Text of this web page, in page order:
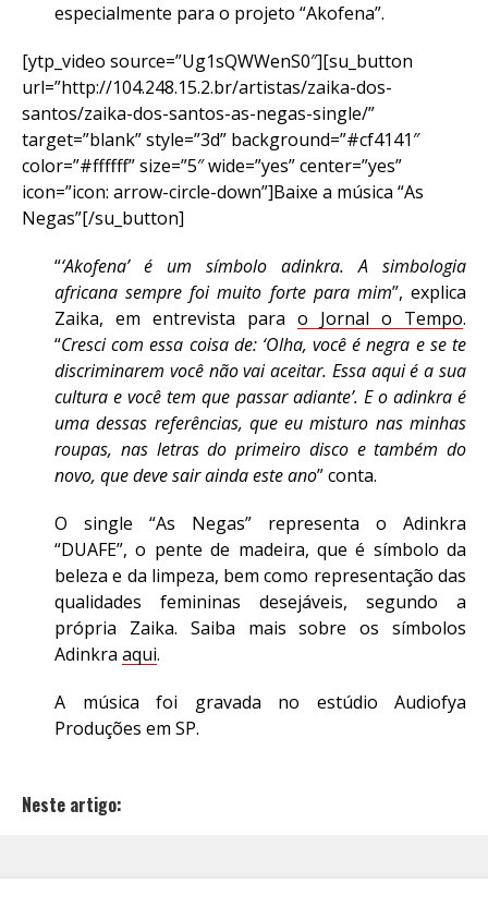
especialmente para o projeto “Akofena”.
[ytp_video source=”Ug1sQWWenS0″][su_button
url=”http://104.248.15.2.br/artistas/zaika-dos-
santos/zaika-dos-santos-as-negas-single/”
target=”blank” style=”3d” background=”#cf4141″
color=”#ffffff” size=”5″ wide=”yes” center=”yes”
icon=”icon: arrow-circle-down”]Baixe a música “As
Negas”[/su_button]
“‘Akofena’ é um símbolo adinkra. A simbologia
africana sempre foi muito forte para mim”, explica
Zaika, em entrevista para o Jornal o Tempo.
“Cresci com essa coisa de: ‘Olha, você é negra e se te
discriminarem você não vai aceitar. Essa aqui é a sua
cultura e você tem que passar adiante’. E o adinkra é
uma dessas referências, que eu misturo nas minhas
roupas, nas letras do primeiro disco e também do
novo, que deve sair ainda este ano” conta.
O single “As Negas” representa o Adinkra
“DUAFE”, o pente de madeira, que é símbolo da
beleza e da limpeza, bem como representação das
qualidades femininas desejáveis, segundo a
própria Zaika. Saiba mais sobre os símbolos
Adinkra aqui.
A música foi gravada no estúdio Audiofya
Produções em SP.
Neste artigo: